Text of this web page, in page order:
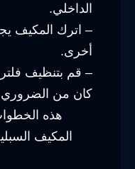
الداخلي.
– اترك المكيف
أخرى.
– قم بتنظيف فلتر
كان من
هذه
المكيف